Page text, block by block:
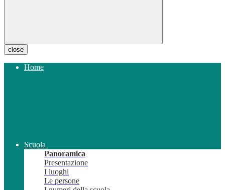
close
Home
Scuola
Panoramica
Presentazione
I luoghi
Le persone